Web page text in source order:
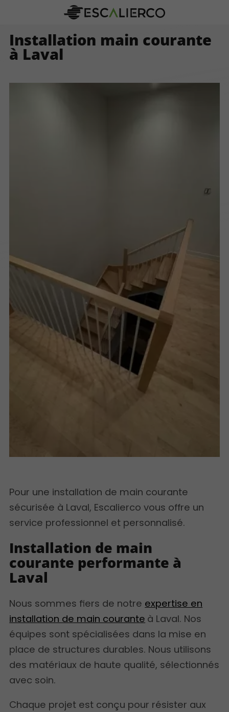
Installation main courante
à Laval
Pour une installation de main courante
sécurisée à Laval, Escalierco vous offre un
service professionnel et personnalisé.
Installation de main
courante performante à
Laval
Nous sommes fiers de notre expertise en
installation de main courante à Laval. Nos
équipes sont spécialisées dans la mise en
place de structures durables. Nous utilisons
des matériaux de haute qualité, sélectionnés
avec soin.
Chaque projet est conçu pour résister aux